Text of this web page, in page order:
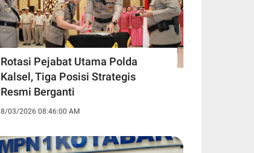
Rotasi Pejabat Utama Polda
Kalsel, Tiga Posisi Strategis
Resmi Berganti
8/03/2026 08:46:00 AM